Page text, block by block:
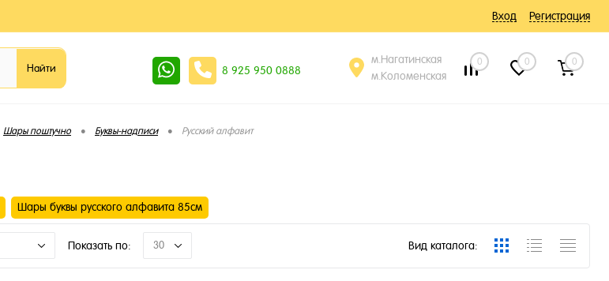
Вход Регистрация
8 925 950 0888
м.Нагатинская
м.Коломенская
0 0 0
Шары поштучно • Буквы-надписи • Русский алфавит
Шары буквы русского алфавита 85см
Показать по: 30 Вид каталога: